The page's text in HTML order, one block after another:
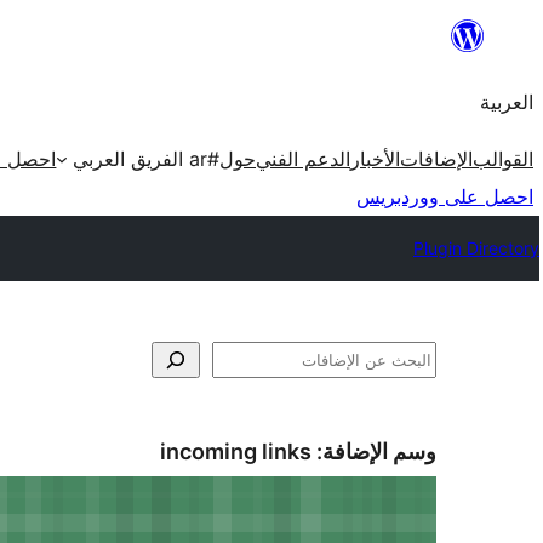
المحتوى
العربية
القوالبالإضافاتالأخبار الدعم الفنيحول#ar الفريق العربي
احصل
احصل على ووردبريس
Plugin Directory
البحث
وسم الإضافة: incoming links